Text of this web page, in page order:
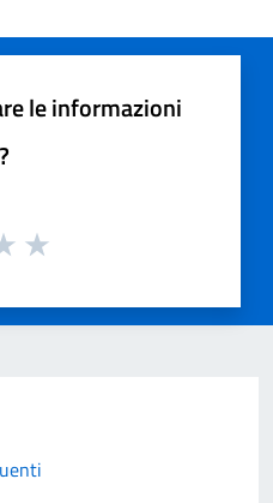
le informazioni